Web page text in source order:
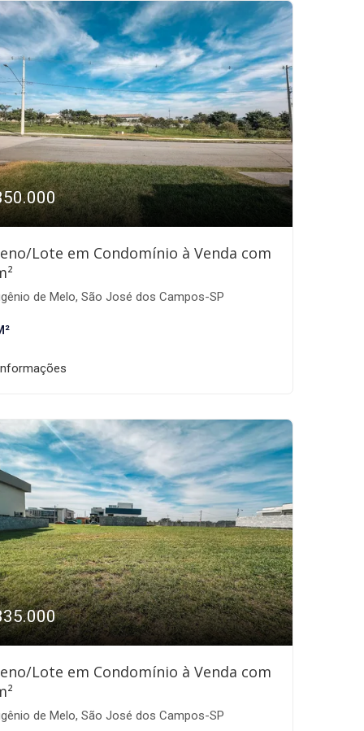
Lote em Condomínio à Venda com
de Melo, São José dos Campos-SP
Lote em Condomínio à Venda com
de Melo, São José dos Campos-SP